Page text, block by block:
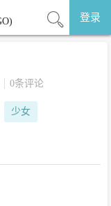
登录
0条评论
少女